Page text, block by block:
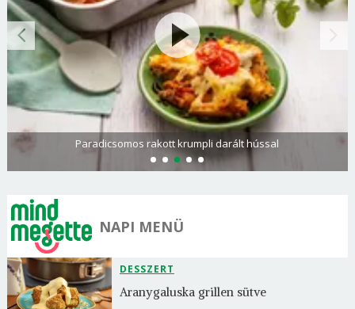
Paradicsomos rakott krumpli darált hússal
NAPI MENÜ
DESSZERT
Aranygaluska grillen sütve